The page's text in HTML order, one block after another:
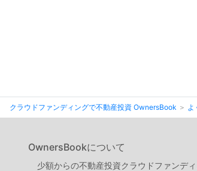
クラウドファンディングで不動産投資 OwnersBook よ
OwnersBookについて
少額からの不動産投資クラウドファンデ